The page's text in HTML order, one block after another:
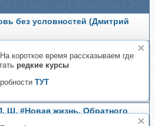
На короткое время рассказываем где
редкие курсы
ТУТ
без условностей (Дмитрий
Онлайн (Дмитрий Хара)
(Дмитрий Хара)
Карты: Камертон Вселенной
Ш. #Новая жизнь. Обратного
Хара)